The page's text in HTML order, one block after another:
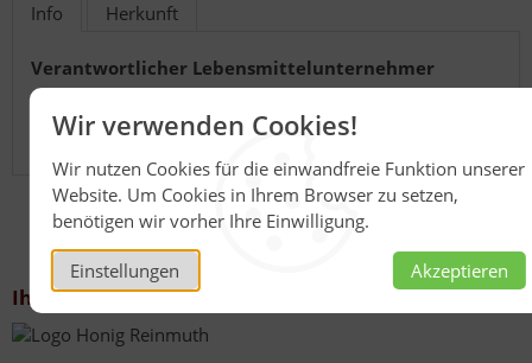
Wir verwenden Cookies!
Wir nutzen Cookies für die einwandfreie Funktion unserer
Website. Um Cookies in Ihrem Browser zu setzen,
benötigen wir vorher Ihre Einwilligung.
Einstellungen Akzeptieren
Info Herkunft
Verantwortlicher Lebensmittelunternehmer
Honig Reinmuth Heinrich Reinmuth GmbH & Co.
Imkerweg 2
Ihr Kontakt zu uns